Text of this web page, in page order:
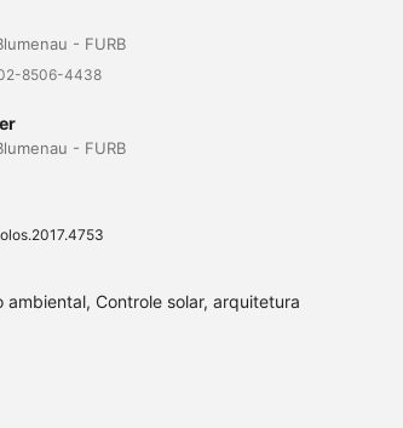
- FURB
8506-4438
- FURB
ambiental, Controle solar, arquitetura